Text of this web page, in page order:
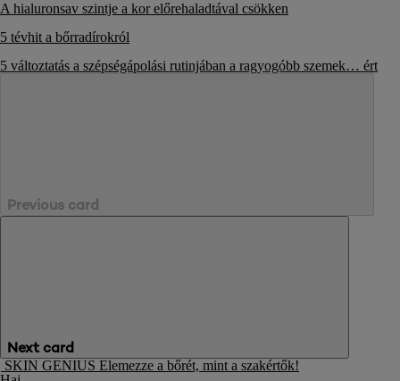
A hialuronsav szintje a kor előrehaladtával csökken
5 tévhit a bőrradírokról
5 változtatás a szépségápolási rutinjában a ragyogóbb szemek… ért
Previous card
Next card
SKIN GENIUS Elemezze a bőrét, mint a szakértők!